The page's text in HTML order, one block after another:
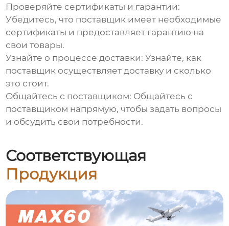
Проверяйте сертификаты и гарантии:
Убедитесь, что поставщик имеет необходимые
сертификаты и предоставляет гарантию на
свои товары.
Узнайте о процессе доставки: Узнайте, как
поставщик осуществляет доставку и сколько
это стоит.
Общайтесь с поставщиком: Общайтесь с
поставщиком напрямую, чтобы задать вопросы
и обсудить свои потребности.
Соответствующая
Продукция